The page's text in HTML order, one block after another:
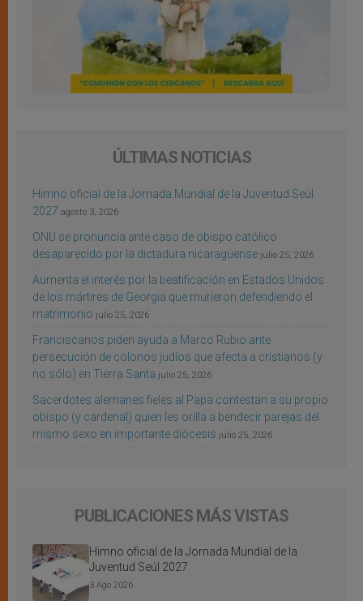
ÚLTIMAS NOTICIAS
Himno oficial de la Jornada Mundial de la Juventud Seúl
2027 agosto 3, 2026
ONU se pronuncia ante caso de obispo católico
desaparecido por la dictadura nicaragüense julio 25, 2026
Aumenta el interés por la beatificación en Estados Unidos
de los mártires de Georgia que murieron defendiendo el
matrimonio julio 25, 2026
Franciscanos piden ayuda a Marco Rubio ante
persecución de colonos judíos que afecta a cristianos (y
no sólo) en Tierra Santa julio 25, 2026
Sacerdotes alemanes fieles al Papa contestan a su propio
obispo (y cardenal) quien les orilla a bendecir parejas del
mismo sexo en importante diócesis julio 25, 2026
PUBLICACIONES MÁS VISTAS
Himno oficial de la Jornada Mundial de la
Juventud Seúl 2027
3 Ago 2026